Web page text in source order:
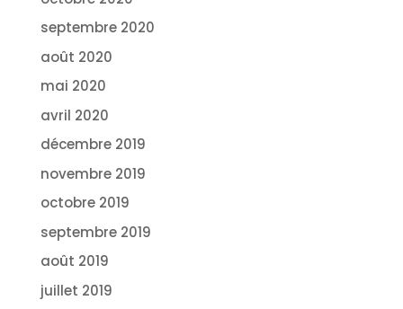
septembre 2020
août 2020
mai 2020
avril 2020
décembre 2019
novembre 2019
octobre 2019
septembre 2019
août 2019
juillet 2019